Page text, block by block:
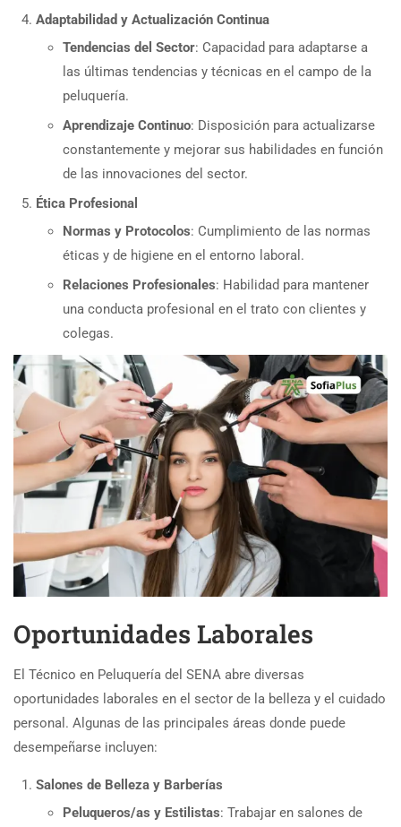
Adaptabilidad y Actualización Continua
Tendencias del Sector: Capacidad para adaptarse a
las últimas tendencias y técnicas en el campo de la
peluquería.
Aprendizaje Continuo: Disposición para actualizarse
constantemente y mejorar sus habilidades en función
de las innovaciones del sector.
Ética Profesional
Normas y Protocolos: Cumplimiento de las normas
éticas y de higiene en el entorno laboral.
Relaciones Profesionales: Habilidad para mantener
una conducta profesional en el trato con clientes y
colegas.
Oportunidades Laborales
El Técnico en Peluquería del SENA abre diversas
oportunidades laborales en el sector de la belleza y el cuidado
personal. Algunas de las principales áreas donde puede
desempeñarse incluyen:
Salones de Belleza y Barberías
Peluqueros/as y Estilistas: Trabajar en salones de